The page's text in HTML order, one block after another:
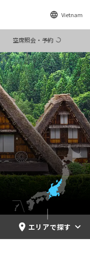
Vietnam
空席照会・予約
エリアで探す